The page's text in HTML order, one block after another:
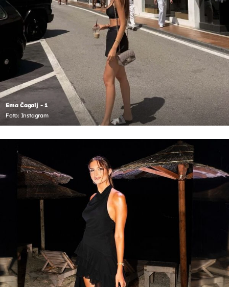
Ema Čagalj - 1
Foto: Instagram